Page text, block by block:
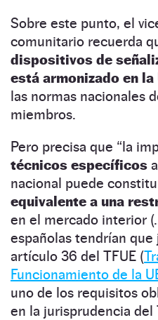
Sobre este punto, el
comunitario recuerda
dispositivos de
está armonizado en la
las normas nacionales
miembros.
Pero precisa que “la
técnicos específicos
nacional puede
equivalente a una
en el mercado interior
españolas tendrían
artículo 36 del TFUE (
Funcionamiento de la
uno de los requisitos
en la jurisprudencia del